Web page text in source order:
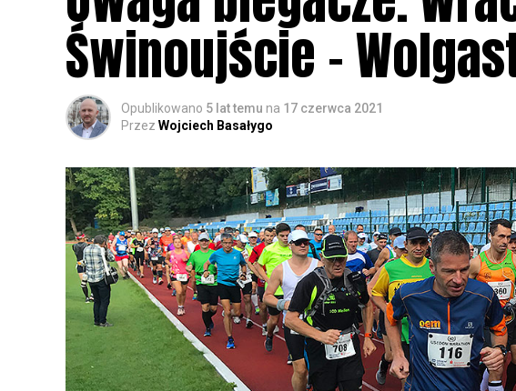
Świnoujście –
Opublikowano 5 lat temu na 17 czerwca 2021
Przez Wojciech Basałygo